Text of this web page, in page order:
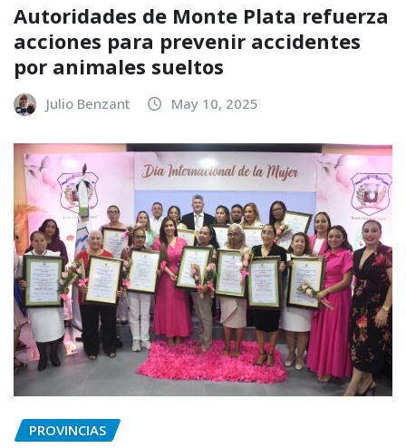
Autoridades de Monte Plata refuerza
acciones para prevenir accidentes
por animales sueltos
Julio Benzant May 10, 2025
PROVINCIAS